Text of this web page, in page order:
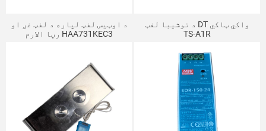
د اوټیس لفټ لپاره د لفټ غږ او
رڼا الارم HAA731KEC3
د توشیبا لفټ DT واکي ټاکي
TS-A1R